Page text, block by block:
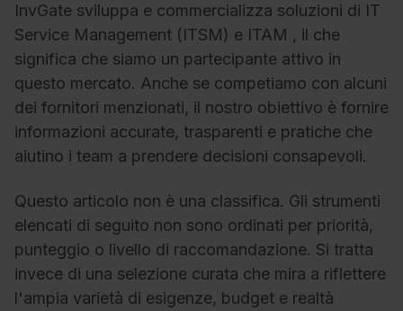
InvGate sviluppa e commercializza soluzioni di IT
Service Management (ITSM) e ITAM , il che
significa che siamo un partecipante attivo in
questo mercato. Anche se competiamo con alcuni
dei fornitori menzionati, il nostro obiettivo è fornire
informazioni accurate, trasparenti e pratiche che
aiutino i team a prendere decisioni consapevoli.
Questo articolo non è una classifica. Gli strumenti
elencati di seguito non sono ordinati per priorità,
punteggio o livello di raccomandazione. Si tratta
invece di una selezione curata che mira a riflettere
l'ampia varietà di esigenze, budget e realtà